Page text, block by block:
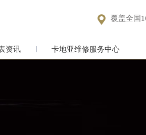
 覆盖全国
资讯 卡地亚维修服务中心